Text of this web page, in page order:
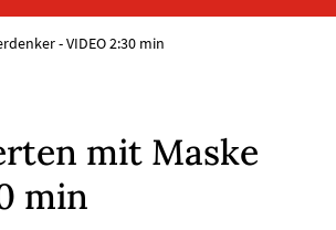
- VIDEO 2:30 min
mit Maske
min